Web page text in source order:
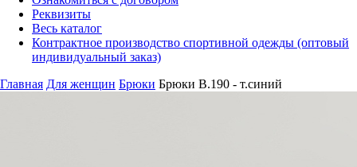
Реквизиты
Весь каталог
Контрактное производство спортивной одежды (оптовый
индивидуальный заказ)
Главная Для женщин Брюки Брюки B.190 - т.синий